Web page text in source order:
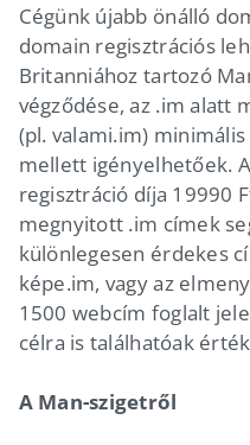
Cégünk újabb önálló
domain regisztrációs
Britanniához tartozó
végződése, az .im alatt
(pl. valami.im)
mellett igényelhetőek.
regisztráció díja 19990
megnyitott .im címek
különlegesen érdekes
képe.im, vagy az
1500 webcím foglalt
célra is találhatóak
A Man-szigetről